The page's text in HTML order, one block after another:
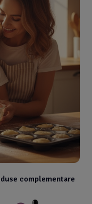
complementare